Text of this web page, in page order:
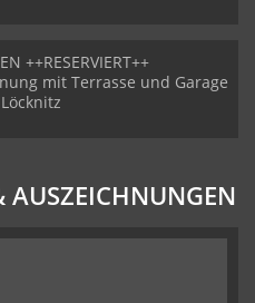
++RESERVIERT++
mit Terrasse und Garage
AUSZEICHNUNGEN